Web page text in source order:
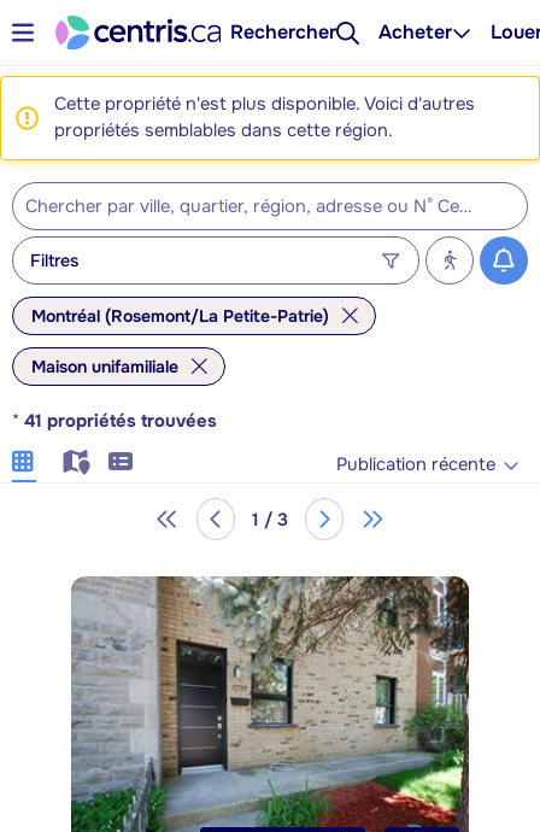
Rechercher Acheter
Cette propriété n'est plus disponible. Voici d'autres
propriétés semblables dans cette région.
Filtres
Montréal (Rosemont/La Petite-Patrie)
Maison unifamiliale
* 41 propriétés trouvées
Publication récente
1 / 3